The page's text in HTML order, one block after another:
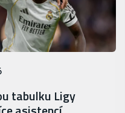
tabulku Ligy